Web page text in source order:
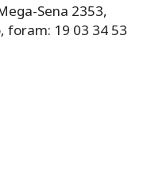
Sena 2353,
foram: 19 03 34 53